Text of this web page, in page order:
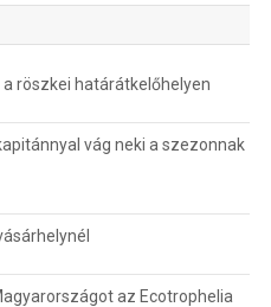
röszkei határátkelőhelyen
vág neki a szezonnak
az Ecotrophelia